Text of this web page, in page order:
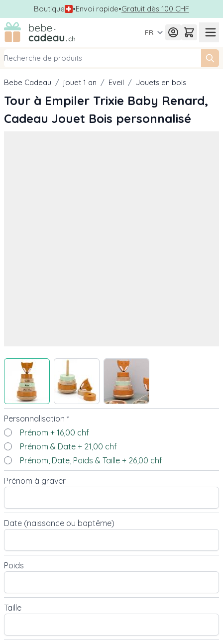
Boutique •Envoi rapide•Gratuit dès 100 CHF
Allez au contenu
FR
Bebe Cadeau / jouet 1 an / Eveil / Jouets en bois
Tour à Empiler Trixie Baby Renard,
Cadeau Jouet Bois personnalisé
View larger imageView larger imageView larger image
Personnalisation *
Prénom + 16,00 chf
Prénom & Date + 21,00 chf
Prénom, Date, Poids & Taille + 26,00 chf
Prénom à graver
Date (naissance ou baptême)
Poids
Taille